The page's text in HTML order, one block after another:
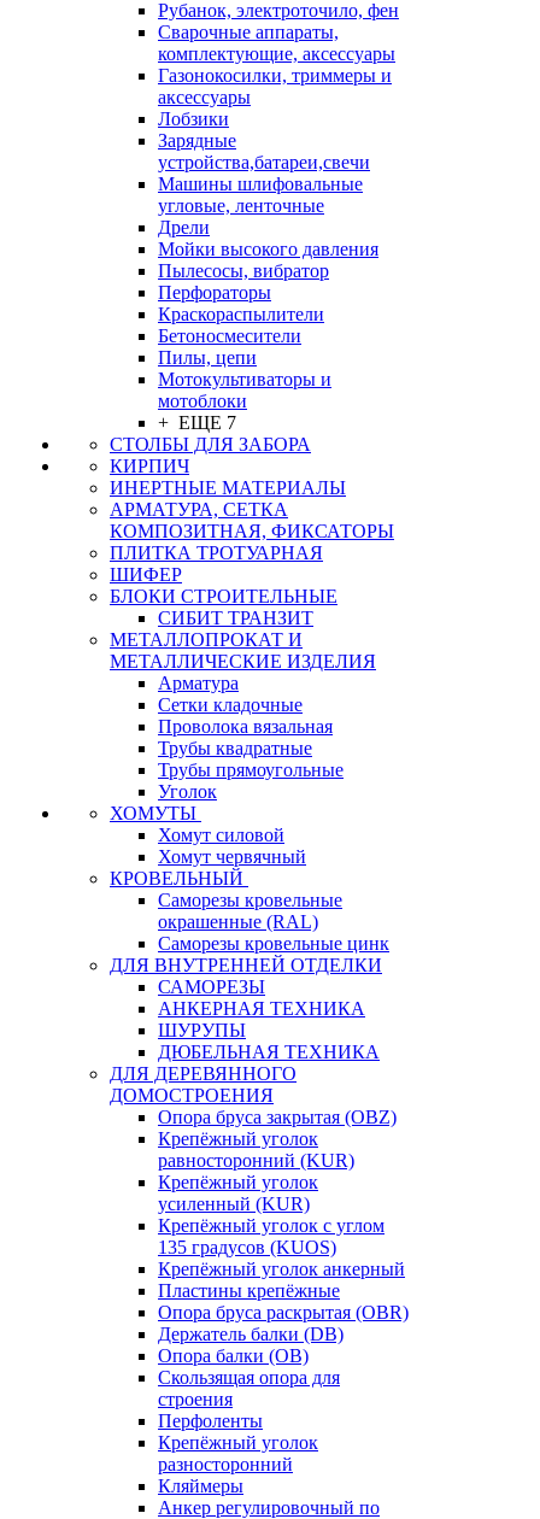
Рубанок, электроточило, фен
Сварочные аппараты,
комплектующие, аксессуары
Газонокосилки, триммеры и
аксессуары
Лобзики
Зарядные
устройства,батареи,свечи
Машины шлифовальные
угловые, ленточные
Дрели
Мойки высокого давления
Пылесосы, вибратор
Перфораторы
Краскораспылители
Бетоносмесители
Пилы, цепи
Мотокультиваторы и
мотоблоки
+ ЕЩЕ 7
СТОЛБЫ ДЛЯ ЗАБОРА
КИРПИЧ
ИНЕРТНЫЕ МАТЕРИАЛЫ
АРМАТУРА, СЕТКА
КОМПОЗИТНАЯ, ФИКСАТОРЫ
ПЛИТКА ТРОТУАРНАЯ
ШИФЕР
БЛОКИ СТРОИТЕЛЬНЫЕ
СИБИТ ТРАНЗИТ
МЕТАЛЛОПРОКАТ И
МЕТАЛЛИЧЕСКИЕ ИЗДЕЛИЯ
Арматура
Сетки кладочные
Проволока вязальная
Трубы квадратные
Трубы прямоугольные
Уголок
ХОМУТЫ
Хомут силовой
Хомут червячный
КРОВЕЛЬНЫЙ
Саморезы кровельные
окрашенные (RAL)
Саморезы кровельные цинк
ДЛЯ ВНУТРЕННЕЙ ОТДЕЛКИ
САМОРЕЗЫ
АНКЕРНАЯ ТЕХНИКА
ШУРУПЫ
ДЮБЕЛЬНАЯ ТЕХНИКА
ДЛЯ ДЕРЕВЯННОГО
ДОМОСТРОЕНИЯ
Опора бруса закрытая (OBZ)
Крепёжный уголок
равносторонний (KUR)
Крепёжный уголок
усиленный (KUR)
Крепёжный уголок с углом
135 градусов (KUOS)
Крепёжный уголок анкерный
Пластины крепёжные
Опора бруса раскрытая (OBR)
Держатель балки (DB)
Опора балки (ОВ)
Скользящая опора для
строения
Перфоленты
Крепёжный уголок
разносторонний
Кляймеры
Анкер регулировочный по